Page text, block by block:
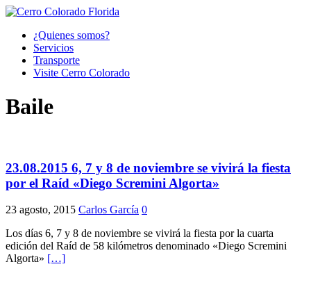
¿Quienes somos?
Servicios
Transporte
Visite Cerro Colorado
Baile
23.08.2015 6, 7 y 8 de noviembre se vivirá la fiesta
por el Raíd «Diego Scremini Algorta»
23 agosto, 2015 Carlos García 0
Los días 6, 7 y 8 de noviembre se vivirá la fiesta por la cuarta
edición del Raíd de 58 kilómetros denominado «Diego Scremini
Algorta» […]